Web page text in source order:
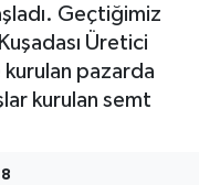
Geçtiğimiz
Üretici
kurulan pazarda
kurulan semt